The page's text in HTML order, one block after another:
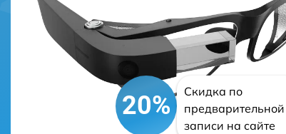
20%
Скидка по
предварительной
записи на сайте